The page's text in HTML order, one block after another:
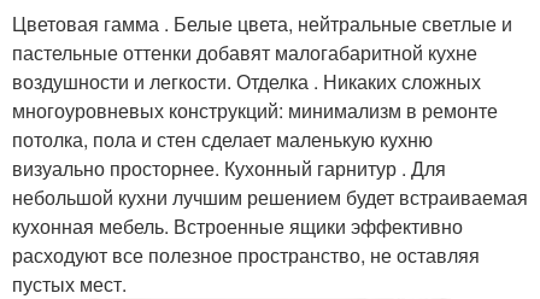
Цветовая гамма . Белые цвета, нейтральные светлые и
пастельные оттенки добавят малогабаритной кухне
воздушности и легкости. Отделка . Никаких сложных
многоуровневых конструкций: минимализм в ремонте
потолка, пола и стен сделает маленькую кухню
визуально просторнее. Кухонный гарнитур . Для
небольшой кухни лучшим решением будет встраиваемая
кухонная мебель. Встроенные ящики эффективно
расходуют все полезное пространство, не оставляя
пустых мест.